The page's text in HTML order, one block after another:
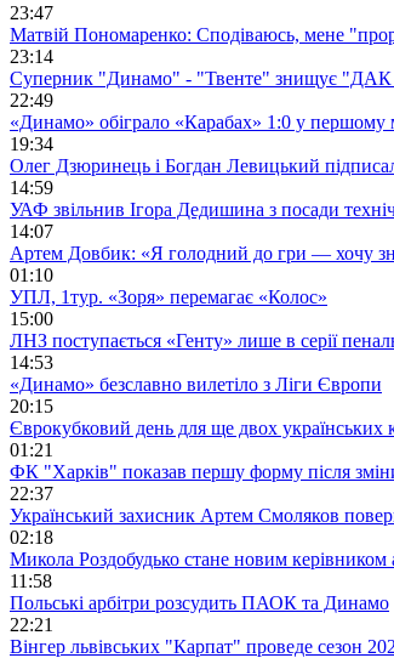
23:47
Матвій Пономаренко: Сподіваюсь, мене
23:14
Суперник "Динамо" - "Твенте" знищує "ДАК
22:49
«Динамо» обіграло «Карабах» 1:0 у першому
19:34
Олег Дзюринець і Богдан Левицький
14:59
УАФ звільнив Ігора Дедишина з посади
14:07
Артем Довбик: «Я голодний до гри — хочу
01:10
УПЛ, 1тур. «Зоря» перемагає «Колос»
15:00
ЛНЗ поступається «Генту» лише в серії
14:53
«Динамо» безславно вилетіло з Ліги Європи
20:15
Єврокубковий день для ще двох українських
01:21
ФК "Харків" показав першу форму після
22:37
Український захисник Артем Смоляков
02:18
Микола Роздобудько стане новим керівником
11:58
Польські арбітри розсудить ПАОК та Динамо
22:21
Вінгер львівських "Карпат" проведе сезон